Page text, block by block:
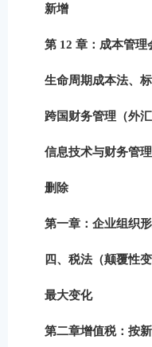
新增
第 12 章：成本管理
生命周期成本法、
跨国财务管理（外
信息技术与财务管理
删除
第一章： 企业组织
四、税法（颠覆性
最大变化
第二章增值税： 按